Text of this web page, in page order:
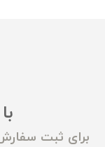
برای ثبت